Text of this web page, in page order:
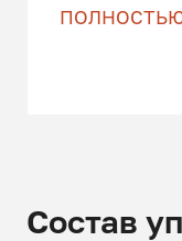
Состав